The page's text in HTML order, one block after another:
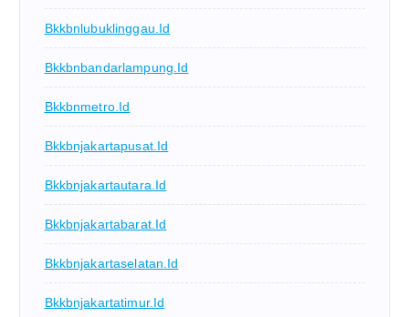
Bkkbnlubuklinggau.id
Bkkbnbandarlampung.id
Bkkbnmetro.id
Bkkbnjakartapusat.id
Bkkbnjakartautara.id
Bkkbnjakartabarat.id
Bkkbnjakartaselatan.id
Bkkbnjakartatimur.id